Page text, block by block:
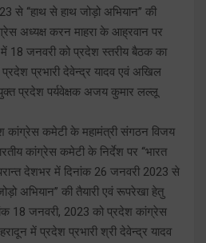
‘‘हाथ से हाथ जोड़ो अभियान’’ की
अध्यक्ष करन माहरा के आह्रवान पर
18 जनवरी को प्रदेश स्तरीय बैठक का
प्रभारी देवेन्द्र यादव एवं अखिल
प्रदेश पर्यवेक्षक अजय कुमार लल्लू
कांग्रेस कमेटी के महामंत्री संगठन विजय
कांग्रेस कमेटी के निर्देश पर ‘‘भारत
देशभर में दिनांक 26 जनवरी 2023 से
अभियान’’ की तैयारी एवं रूपरेखा हेतु
18 जनवरी, 2023 को प्रदेश कांग्रेस
में प्रदेश प्रभारी श्री देवेन्द्र यादव